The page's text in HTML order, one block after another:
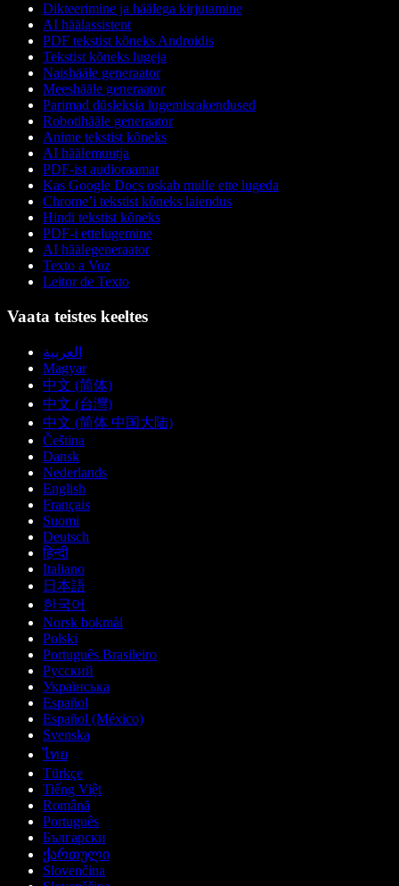
Dikteerimine ja häälega kirjutamine
AI häälassistent
PDF tekstist kõneks Androidis
Tekstist kõneks lugeja
Naishääle generaator
Meeshääle generaator
Parimad düsleksia lugemisrakendused
Robotihääle generaator
Anime tekstist kõneks
AI häälemuutja
PDF-ist audioraamat
Kas Google Docs oskab mulle ette lugeda
Chrome’i tekstist kõneks laiendus
Hindi tekstist kõneks
PDF-i ettelugemine
AI häälegeneraator
Texto a Voz
Leitor de Texto
Vaata teistes keeltes
العربية
Magyar
中文 (简体)
中文 (台灣)
中文 (简体 中国大陆)
Čeština
Dansk
Nederlands
English
Français
Suomi
Deutsch
हिन्दी
Italiano
日本語
한국어
Norsk bokmål
Polski
Português Brasileiro
Русский
Українська
Español
Español (México)
Svenska
ไทย
Türkçe
Tiếng Việt
Română
Português
Български
ქართული
Slovenčina